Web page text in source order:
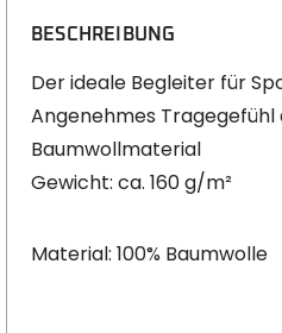
BESCHREIBUNG
Der ideale Begleiter für
Angenehmes
Baumwollmaterial
Gewicht: ca. 160 g/m²
Material: 100% Baumwolle